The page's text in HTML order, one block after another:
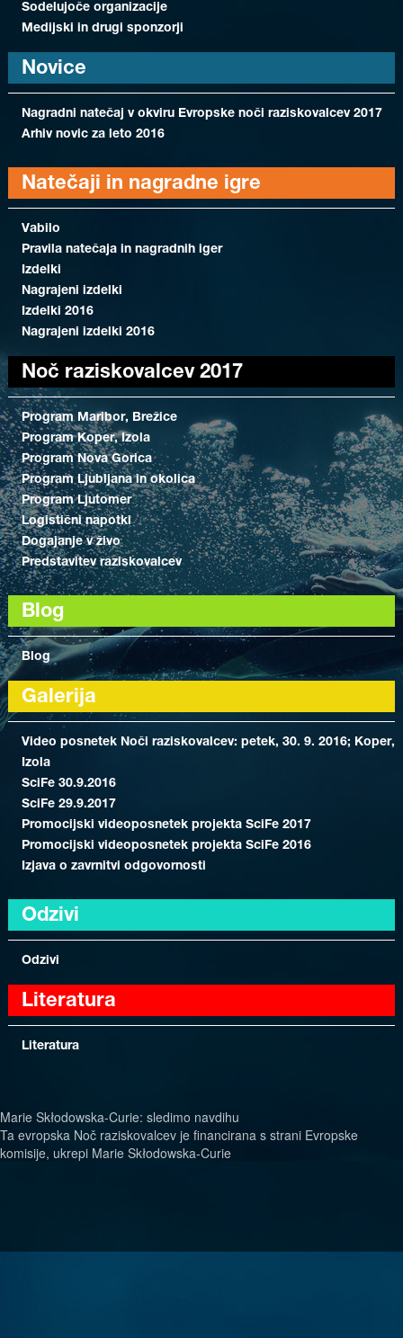
Sodelujoče organizacije
Medijski in drugi sponzorji
Novice
Nagradni natečaj v okviru Evropske noči raziskovalcev 2017
Arhiv novic za leto 2016
Natečaji in nagradne igre
Vabilo
Pravila natečaja in nagradnih iger
Izdelki
Nagrajeni izdelki
Izdelki 2016
Nagrajeni izdelki 2016
Noč raziskovalcev 2017
Program Maribor, Brežice
Program Koper, Izola
Program Nova Gorica
Program Ljubljana in okolica
Program Ljutomer
Logistični napotki
Dogajanje v živo
Predstavitev raziskovalcev
Blog
Blog
Galerija
Video posnetek Noči raziskovalcev: petek, 30. 9. 2016; Koper,
Izola
SciFe 30.9.2016
SciFe 29.9.2017
Promocijski videoposnetek projekta SciFe 2017
Promocijski videoposnetek projekta SciFe 2016
Izjava o zavrnitvi odgovornosti
Odzivi
Odzivi
Literatura
Literatura
Marie Skłodowska-Curie: sledimo navdihu
Ta evropska Noč raziskovalcev je financirana s strani Evropske
komisije, ukrepi Marie Skłodowska-Curie